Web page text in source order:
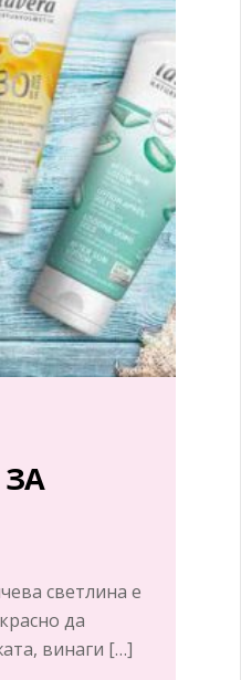
светлина е
да
винаги […]